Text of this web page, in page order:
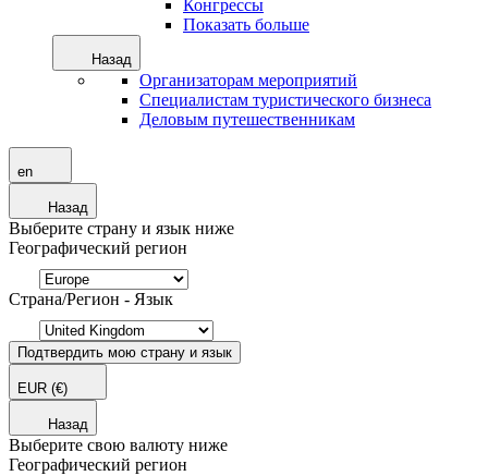
Конгрессы
Показать больше
Назад
Организаторам мероприятий
Специалистам туристического бизнеса
Деловым путешественникам
en
Назад
Выберите страну и язык ниже
Географический регион
Страна/Регион - Язык
Подтвердить мою страну и язык
EUR (€)
Назад
Выберите свою валюту ниже
Географический регион